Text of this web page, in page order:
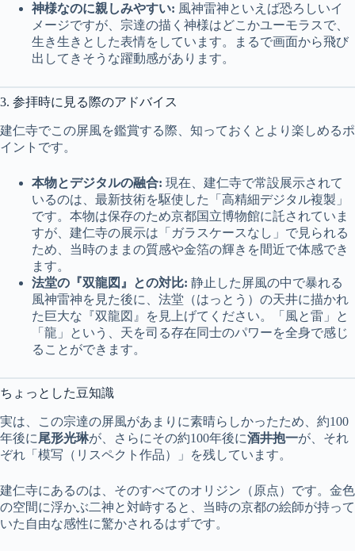
神様なのに親しみやすい: 風神雷神といえば恐ろしいイ
メージですが、宗達の描く神様はどこかユーモラスで、
生き生きとした表情をしています。まるで画面から飛び
出してきそうな躍動感があります。
3. 参拝時に見る際のアドバイス
建仁寺でこの屏風を鑑賞する際、知っておくとより楽しめるポ
イントです。
本物とデジタルの融合: 現在、建仁寺で常設展示されて
いるのは、最新技術を駆使した「高精細デジタル複製」
です。本物は保存のため京都国立博物館に託されていま
すが、建仁寺の展示は「ガラスケースなし」で見られる
ため、当時のままの質感や金箔の輝きを間近で体感でき
ます。
法堂の『双龍図』との対比: 静止した屏風の中で暴れる
風神雷神を見た後に、法堂（はっとう）の天井に描かれ
た巨大な『双龍図』を見上げてください。「風と雷」と
「龍」という、天を司る存在同士のパワーを全身で感じ
ることができます。
ちょっとした豆知識
実は、この宗達の屏風があまりに素晴らしかったため、約100
年後に 尾形光琳が、さらにその約100年後に酒井抱一が、それ
ぞれ「模写（リスペクト作品）」を残しています。
建仁寺にあるのは、そのすべてのオリジン（原点）です。金色
の空間に浮かぶ二神と対峙すると、当時の京都の絵師が持って
いた自由な感性に驚かされるはずです。